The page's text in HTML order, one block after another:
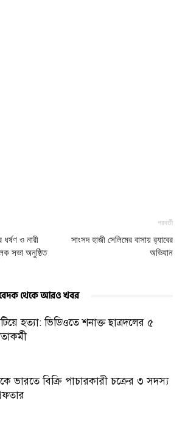
ধর্ষণ ও নারী
সভা অনুষ্ঠিত
পরবর্তী
সাংসদ হাজী সেলিমের বাসায় র‍্যাবের
অভিযান
থেকে আরও খবর
হত্যা: ভিডিওতে শনাক্ত ছাত্রদলের ৫
ভারতে বিক্রি পাচারকারী চক্রের ৩ সদস্য